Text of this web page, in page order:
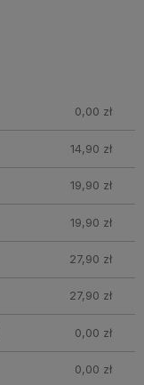
0,00 zł
14,90 zł
19,90 zł
19,90 zł
27,90 zł
27,90 zł
0,00 zł
0,00 zł